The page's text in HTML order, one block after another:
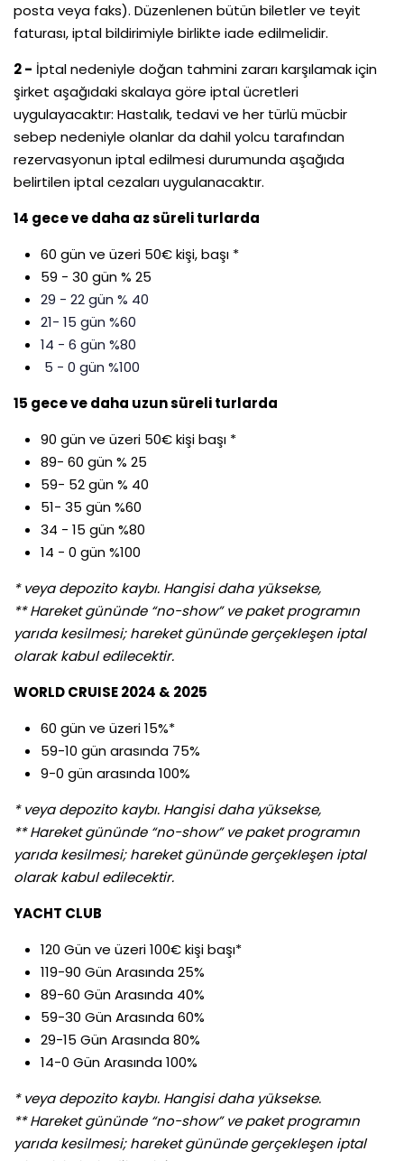
posta veya faks). Düzenlenen bütün biletler ve teyit
faturası, iptal bildirimiyle birlikte iade edilmelidir.
2 - İptal nedeniyle doğan tahmini zararı karşılamak için
şirket aşağıdaki skalaya göre iptal ücretleri
uygulayacaktır: Hastalık, tedavi ve her türlü mücbir
sebep nedeniyle olanlar da dahil yolcu tarafından
rezervasyonun iptal edilmesi durumunda aşağıda
belirtilen iptal cezaları uygulanacaktır.
14 gece ve daha az süreli turlarda
60 gün ve üzeri 50€ kişi, başı *
59 - 30 gün % 25
29 - 22 gün % 40
21- 15 gün %60
14 - 6 gün %80
5 - 0 gün %100
15 gece ve daha uzun süreli turlarda
90 gün ve üzeri 50€ kişi başı *
89- 60 gün % 25
59- 52 gün % 40
51- 35 gün %60
34 - 15 gün %80
14 - 0 gün %100
* veya depozito kaybı. Hangisi daha yüksekse,
** Hareket gününde “no-show” ve paket programın
yarıda kesilmesi; hareket gününde gerçekleşen iptal
olarak kabul edilecektir.
WORLD CRUISE 2024 & 2025
60 gün ve üzeri 15%*
59-10 gün arasında 75%
9-0 gün arasında 100%
* veya depozito kaybı. Hangisi daha yüksekse,
** Hareket gününde “no-show” ve paket programın
yarıda kesilmesi; hareket gününde gerçekleşen iptal
olarak kabul edilecektir.
YACHT CLUB
120 Gün ve üzeri 100€ kişi başı*
119-90 Gün Arasında 25%
89-60 Gün Arasında 40%
59-30 Gün Arasında 60%
29-15 Gün Arasında 80%
14-0 Gün Arasında 100%
* veya depozito kaybı. Hangisi daha yüksekse.
** Hareket gününde “no-show” ve paket programın
yarıda kesilmesi; hareket gününde gerçekleşen iptal